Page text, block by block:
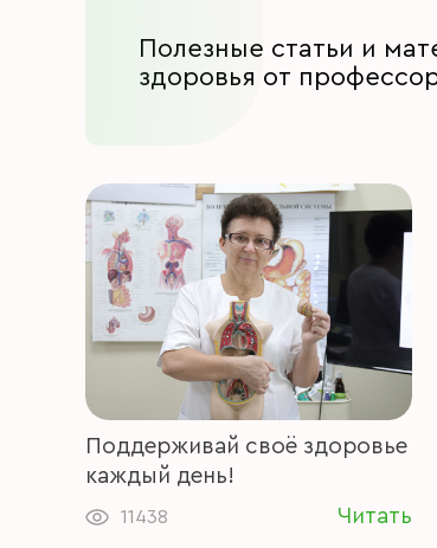
Полезные статьи и
здоровья от
Поддерживай своё здоровье
каждый день!
11438 Читать